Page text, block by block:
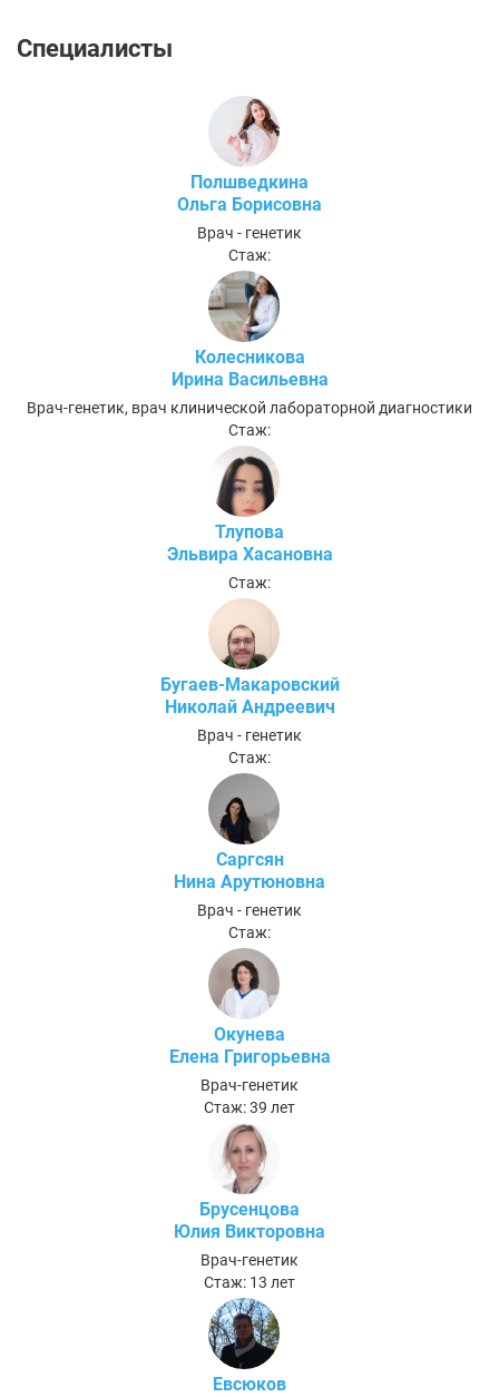
Специалисты
Полшведкина
Ольга Борисовна
Врач - генетик
Стаж:
Колесникова
Ирина Васильевна
Врач-генетик, врач клинической лабораторной диагностики
Стаж:
Тлупова
Эльвира Хасановна
Стаж:
Бугаев-Макаровский
Николай Андреевич
Врач - генетик
Стаж:
Саргсян
Нина Арутюновна
Врач - генетик
Стаж:
Окунева
Елена Григорьевна
Врач-генетик
Стаж: 39 лет
Брусенцова
Юлия Викторовна
Врач-генетик
Стаж: 13 лет
Евсюков